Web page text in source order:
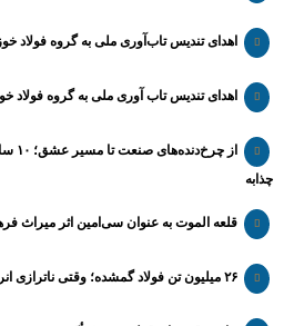
اهدای تندیس تاب‌آوری ملی به گروه فولاد
اهدای تندیس تاب آوری ملی به گروه فولاد
از
چذابه
قلعه الموت به عنوان سی‌امین اثر میراث‌
۲۶ میلیون تن فولاد گمشده؛ وقتی ناترازی انرژی بزرگ‌ترین مانع تولید می‌شود